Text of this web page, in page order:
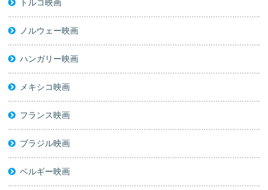
トルコ映画
ノルウェー映画
ハンガリー映画
メキシコ映画
フランス映画
ブラジル映画
ベルギー映画